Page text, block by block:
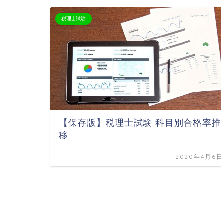
税理士試験
【保存版】税理士試験 科目別合格率推
移
2020年4月6